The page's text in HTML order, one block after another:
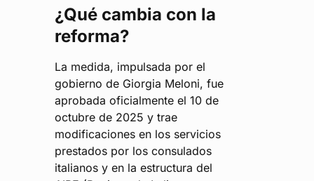
¿Qué cambia con la
reforma?
La medida, impulsada por el
gobierno de Giorgia Meloni, fue
aprobada oficialmente el 10 de
octubre de 2025 y trae
modificaciones en los servicios
prestados por los consulados
italianos y en la estructura del